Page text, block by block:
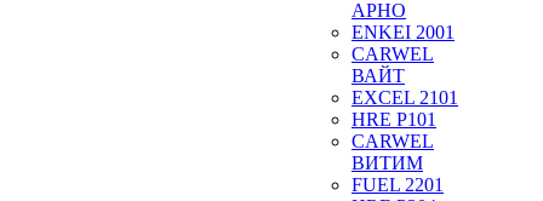
АРНО
ENKEI 2001
CARWEL
ВАЙТ
EXCEL 2101
HRE P101
CARWEL
ВИТИМ
FUEL 2201